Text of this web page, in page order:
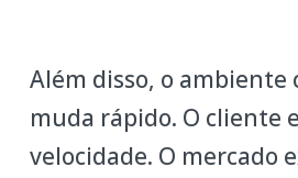
Além disso, o ambiente
muda rápido. O cliente
velocidade. O mercado